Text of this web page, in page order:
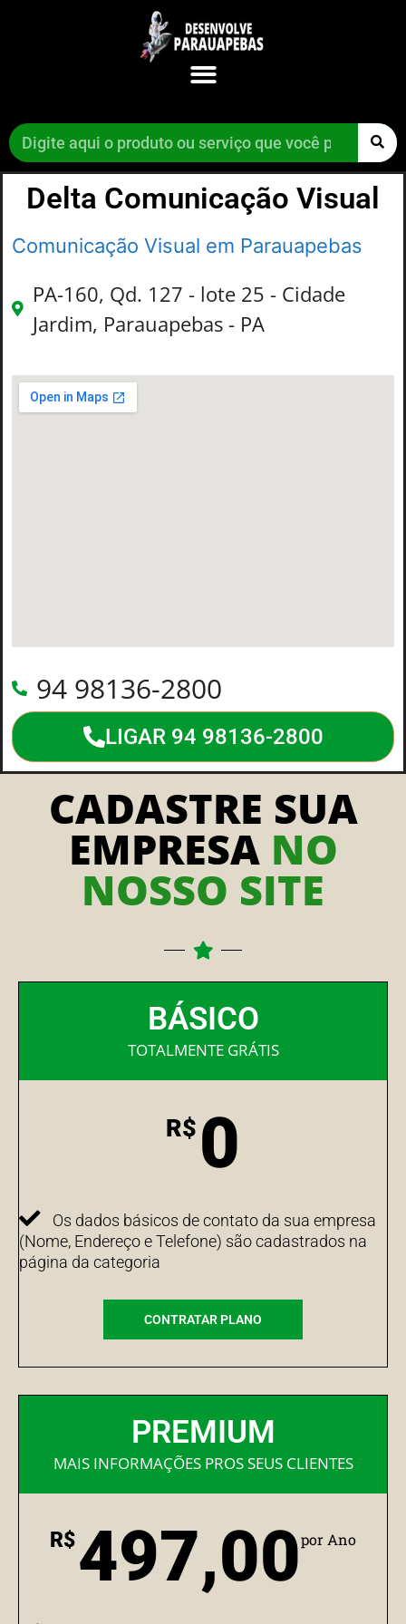
Delta Comunicação Visual
Comunicação Visual em Parauapebas
PA-160, Qd. 127 - lote 25 - Cidade
Jardim, Parauapebas - PA
94 98136-2800
LIGAR 94 98136-2800
CADASTRE SUA
EMPRESA NO
NOSSO SITE
BÁSICO
TOTALMENTE GRÁTIS
R$ 0
Os dados básicos de contato da sua empresa
(Nome, Endereço e Telefone) são cadastrados na
página da categoria
CONTRATAR PLANO
PREMIUM
MAIS INFORMAÇÕES PROS SEUS CLIENTES
R$497,00por Ano